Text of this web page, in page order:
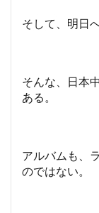
そして、明日
そんな、日本
ある。
アルバムも、
のではない。